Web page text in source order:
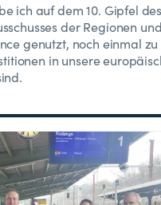
ich auf dem 10. Gipfel des
der Regionen
genutzt, noch einmal
in unsere